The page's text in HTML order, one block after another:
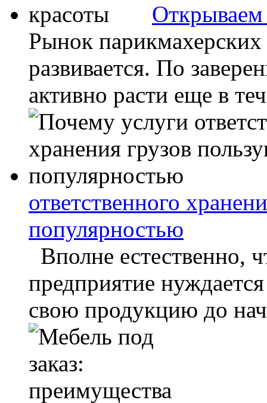
Открываем
Рынок
развивается. По
активно расти еще в
ответственного
популярностью
Вполне естественно,
предприятие
свою продукцию до